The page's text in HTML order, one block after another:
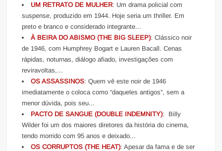
UM RETRATO DE MULHER: Um drama policial com
suspense, produzido em 1944. Hoje seria um thriller. Em
preto e branco e considerado integrante...
À BEIRA DO ABISMO (THE BIG SLEEP): Clássico noir
de 1946, com Humphrey Bogart e Lauren Bacall. Cenas
rápidas, noturnas, diálogo afiado, investigações com
reviravoltas,...
OS ASSASSINOS: Quem vê este noir de 1946
imediatamente o coloca como “daqueles antigos”, sem a
menor dúvida, pois seu...
PACTO DE SANGUE (DOUBLE INDEMNITY): Billy
Wilder foi um dos maiores diretores da história do cinema,
tendo morrido com 95 anos e deixado...
OS CORRUPTOS (THE HEAT): Apesar da fama e de ser